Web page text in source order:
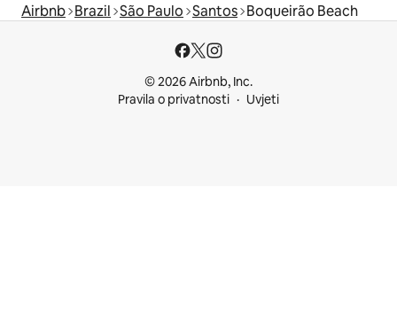
Airbnb Brazil São Paulo Santos Boqueirão Beach
© 2026 Airbnb, Inc.
Pravila o privatnosti
Uvjeti